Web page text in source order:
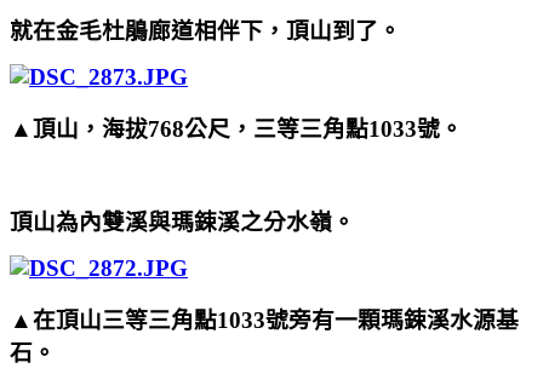
就在金毛杜鵑廊道相伴下，頂山到了。
▲頂山，海拔768公尺，三等三角點1033號。
頂山為內雙溪與瑪鋉溪之分水嶺。
▲在頂山三等三角點1033號旁有一顆瑪鋉溪水源基
石。